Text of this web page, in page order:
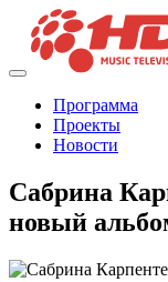
Программа
Проекты
Новости
Сабрина
новый